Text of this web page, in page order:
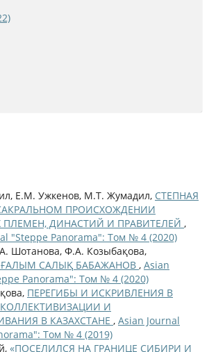
Е.М. Ужкенов, М.Т. Жумадил, СТЕПНАЯ
ПРОИСХОЖДЕНИИ
ДИНАСТИЙ И ПРАВИТЕЛЕЙ ,
"Steppe Panorama": Том № 4 (2020)
Шотанова, Ф.А. Козыбақова,
ҒАЛЫМ САЛЫҚ БАБАЖАНОВ , Asian
Panorama": Том № 4 (2020)
ПЕРЕГИБЫ И ИСКРИВЛЕНИЯ В
И
В КАЗАХСТАНЕ , Asian Journal
Том № 4 (2019)
«ПОСЕЛИЛСЯ НА ГРАНИЦЕ СИБИРИ И